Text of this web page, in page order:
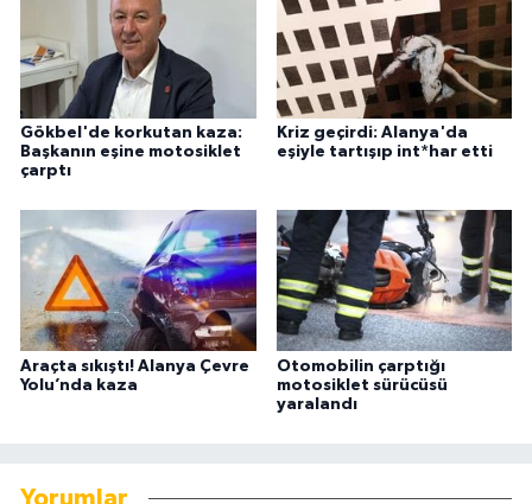
Gökbel'de korkutan kaza:
Başkanın eşine motosiklet
çarptı
Kriz geçirdi: Alanya'da
eşiyle tartışıp int*har etti
Araçta sıkıştı! Alanya Çevre
Yolu’nda kaza
Otomobilin çarptığı
motosiklet sürücüsü
yaralandı
Yorumlar